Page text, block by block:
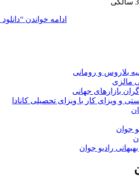
ادامه خواندن
بلاروس و رومانی
مالزی
بازارهای جهانی
و ویزای کار با ویزای تحصیلی کانادا
جوان
رادیو جوان